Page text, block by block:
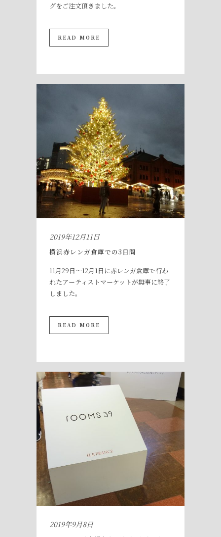
グをご注文頂きました。
READ MORE
2019年12月11日
横浜赤レンガ倉庫での3日間
11月29日～12月1日に赤レンガ倉庫で行わ
れたアーティストマーケットが無事に終了
しました。
READ MORE
2019年9月8日